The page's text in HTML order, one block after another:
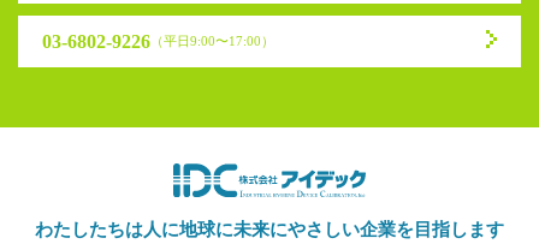
03-6802-9226 （平日9:00〜17:00）
わたしたちは人に地球に未来にやさしい企業を目指します